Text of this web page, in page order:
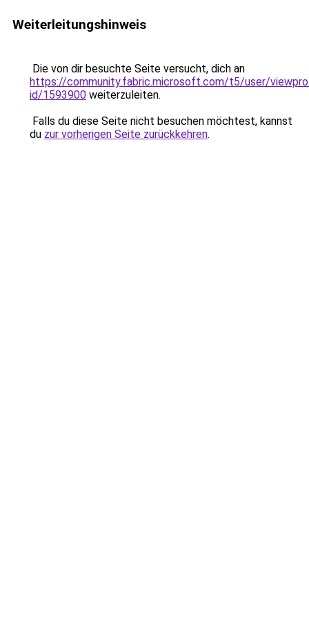
Weiterleitungshinweis
Die von dir besuchte Seite versucht, dich an
https://community.fabric.microsoft.com/t5/user/
id/1593900 weiterzuleiten.
Falls du diese Seite nicht besuchen möchtest, kannst
du zur vorherigen Seite zurückkehren.